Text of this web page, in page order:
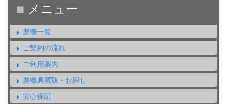
農機一覧
ご契約の流れ
ご利用案内
農機具買取・お探し
安心保証